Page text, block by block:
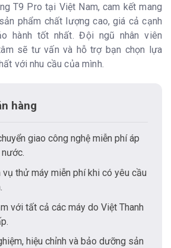
T9 Pro tại Việt Nam, cam kết mang
phẩm chất lượng cao, giá cả cạnh
hành tốt nhất. Đội ngũ nhân viên
sẽ tư vấn và hỗ trợ bạn chọn lựa
với nhu cầu của mình.
hàng
giao công nghệ miễn phí áp
vụ thử máy miễn phí khi có yêu cầu
với tất cả các máy do Việt Thanh
hiệu chỉnh và bảo dưỡng sản